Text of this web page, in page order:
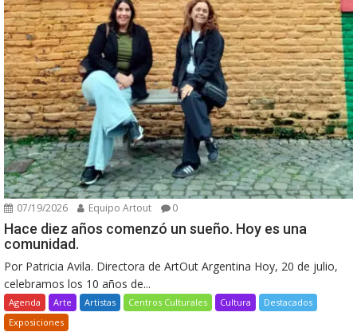
07/19/2026 Equipo Artout 0
Hace diez años comenzó un sueño. Hoy es una
comunidad.
Por Patricia Avila. Directora de ArtOut Argentina Hoy, 20 de julio,
celebramos los 10 años de...
Agenda Arte Artistas Centros Culturales Cultura
Destacados
Exposiciones